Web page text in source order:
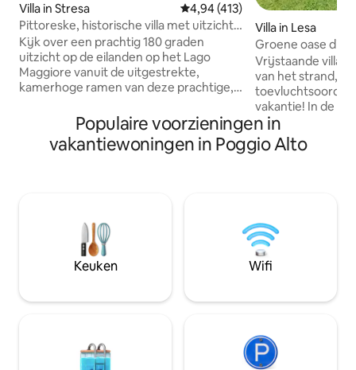
Villa in Stresa Gemiddelde beoordeling van
4,94 (413)
Pittoreske, historische villa met uitzicht
op het eiland
Kijk over een prachtig 180 graden
uitzicht op de eilanden op het Lago
Maggiore vanuit de uitgestrekte,
kamerhoge ramen van deze prachtige,
Antiek meubilair is een perfecte
aanvulling op de historische
architectuur. Het huis is verdeeld over 3
slaapkamer (twee eenpersoonsbedden)
en badkamer op de laagste verdieping.
Ideaal voor stellen en gezinnen, maar
niet voor ouderen of groepen van 4
Villa in Lesa
Groene oase
Vrijstaande villa,
van het strand,
toevluchtsoord
vakantie! In de
vierkante meter
momenten van
Buitendouche,
airconditioning,
Wifi, tv, barbecue
inbegrepen voor
Populaire voorzieningen in
vakantiewoningen in Poggio Alto
Keuken Wifi